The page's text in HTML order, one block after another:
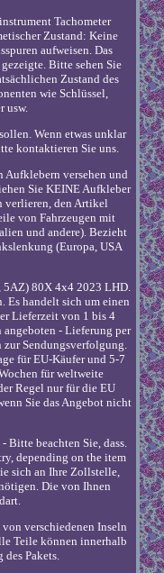
Tachometer
Zustand: Keine
aufweisen. Das
Bitte sehen Sie
Zustand des
wie Schlüssel,
usw.
Wenn etwas unklar
kontaktieren Sie uns.
versehen und
Sie KEINE Aufkleber
verlieren, den Artikel
von Fahrzeugen mit
und andere). Bezieht
(Europa, USA
5AZ) 80X 4x4 2023 LHD.
Es handelt sich um einen
Lieferzeit von 1 bis 4
angeboten - Lieferung per
Sendungsverfolgung.
für EU-Käufer und 5-7
für weltweite
Regel nur für die EU
Sie das Angebot nicht
Bitte beachten Sie, dass.
depending on the item
sich an Ihre Zollstelle,
Die von Ihnen
verschiedenen Inseln
Teile können innerhalb
Pakets.